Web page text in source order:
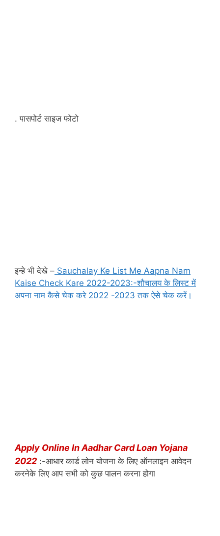
. पासपोर्ट साइज फोटो
इन्हे भी देखे – Sauchalay Ke List Me Aapna Nam
Kaise Check Kare 2022-2023:-शौचालय के लिस्ट में
अपना नाम कैसे चेक करे 2022 -2023 तक ऐसे चेक करें।
Apply Online In Aadhar Card Loan Yojana
2022 :-आधार कार्ड लोन योजना के लिए ऑनलाइन आवेदन
करनेके लिए आप सभी को कुछ पालन करना होगा